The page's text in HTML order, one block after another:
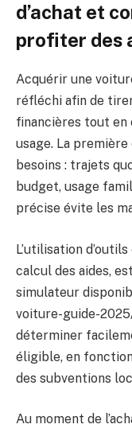
d’achat et
profiter des
Acquérir une
réfléchi afin de
financières tout en
usage. La
besoins : trajets
budget, usage
précise évite les
L’utilisation
calcul des aides,
simulateur
voiture-guide-
déterminer
éligible, en
des subventions
Au moment de